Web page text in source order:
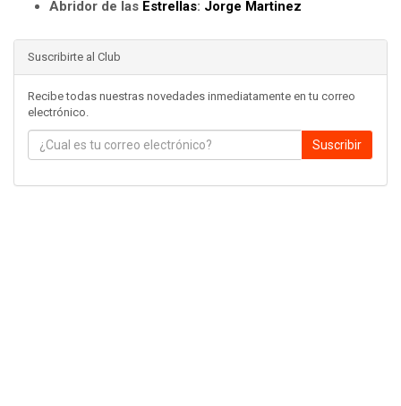
Abridor de las Estrellas: Jorge Martinez
Suscribirte al Club
Recibe todas nuestras novedades inmediatamente en tu correo
electrónico.
Suscribir